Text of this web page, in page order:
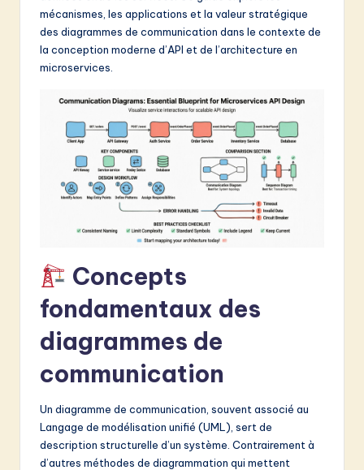
S
o
ti
o
mécanismes, les applications et la valeur stratégique
des diagrammes de communication dans le contexte de
la conception moderne d’API et de l’architecture en
microservices.
Concepts
fondamentaux des
diagrammes de
communication
Un diagramme de communication, souvent associé au
Langage de modélisation unifié (UML), sert de
description structurelle d’un système. Contrairement à
d’autres méthodes de diagrammation qui mettent